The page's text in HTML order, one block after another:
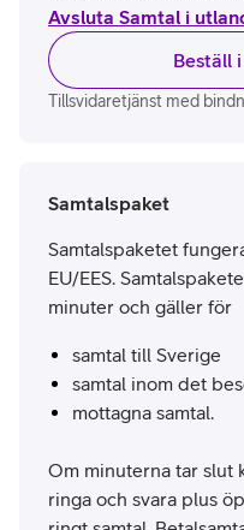
Avsluta Samtal i
Beställ
Tillsvidaretjänst med
Samtalspaket
Samtalspaketet
EU/EES.
minuter och gäller för
samtal till Sverige
samtal inom det
mottagna samtal.
Om minuterna tar slut
ringa och svara plus